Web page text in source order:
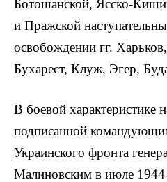
Ботошанской, Ясско-
и Пражской
освобождении гг.
Бухарест, Клуж, Эгер,
В боевой
подписанной
Украинского фронта
Малиновским в июле 1944